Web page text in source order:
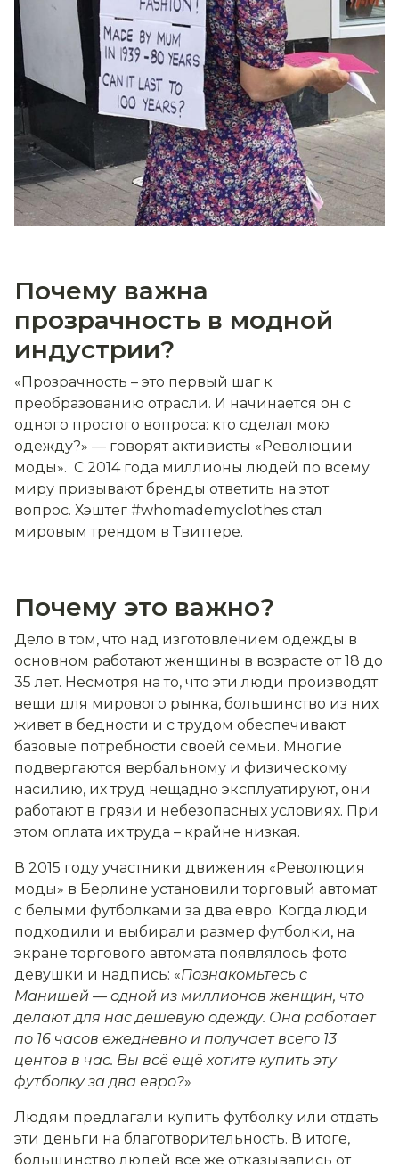
Почему важна
прозрачность в модной
индустрии?
«Прозрачность – это первый шаг к
преобразованию отрасли. И начинается он с
одного простого вопроса: кто сделал мою
одежду?» — говорят активисты «Революции
моды». С 2014 года миллионы людей по всему
миру призывают бренды ответить на этот
вопрос. Хэштег #whomademyclothes стал
мировым трендом в Твиттере.
Почему это важно?
Дело в том, что над изготовлением одежды в
основном работают женщины в возрасте от 18 до
35 лет. Несмотря на то, что эти люди производят
вещи для мирового рынка, большинство из них
живет в бедности и с трудом обеспечивают
базовые потребности своей семьи. Многие
подвергаются вербальному и физическому
насилию, их труд нещадно эксплуатируют, они
работают в грязи и небезопасных условиях. При
этом оплата их труда – крайне низкая.
В 2015 году участники движения «Революция
моды» в Берлине установили торговый автомат
с белыми футболками за два евро. Когда люди
подходили и выбирали размер футболки, на
экране торгового автомата появлялось фото
девушки и надпись: «Познакомьтесь с
Манишей — одной из миллионов женщин, что
делают для нас дешёвую одежду. Она работает
по 16 часов ежедневно и получает всего 13
центов в час. Вы всё ещё хотите купить эту
футболку за два евро?»
Людям предлагали купить футболку или отдать
эти деньги на благотворительность. В итоге,
большинство людей все же отказывались от